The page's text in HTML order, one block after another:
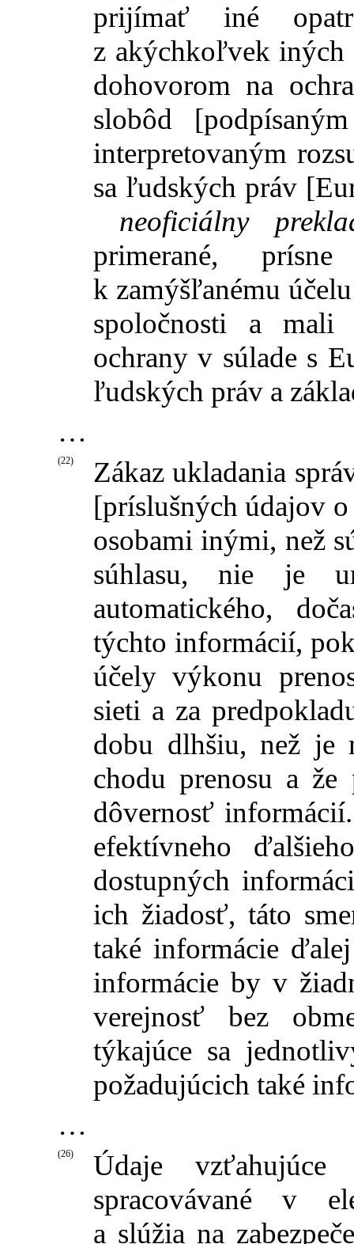
prijímať iné
z akýchkoľvek iných
dohovorom na
slobôd
interpretovaným
sa ľudských práv
neoficiálny
primerané,
k zamýšľanému
spoločnosti a mali
ochrany v súlade s
ľudských práv a
…
(22)
Zákaz ukladania
[príslušných údajov
osobami inými, než
súhlasu, nie je
automatického,
týchto informácií,
účely výkonu
sieti a za
dobu dlhšiu, než je
chodu prenosu a že
dôvernosť
efektívneho
dostupných
ich žiadosť, táto
také informácie
informácie by v
verejnosť bez
týkajúce sa
požadujúcich také
…
(26)
Údaje
spracovávané v
a slúžia na